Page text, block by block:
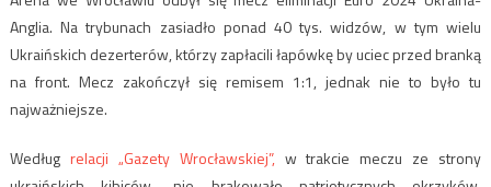
Anglia. Na trybunach zasiadło ponad 40 tys. widzów, w tym wielu
Ukraińskich dezerterów, którzy zapłacili łapówkę by uciec przed branką
na front. Mecz zakończył się remisem 1:1, jednak nie to było tu
najważniejsze.
Wedługrelacji „Gazety Wrocławskiej”,w trakcie meczu ze strony